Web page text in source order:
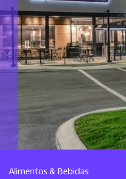
Alimentos & Bebidas